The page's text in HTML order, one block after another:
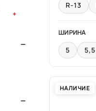
R-13
ШИРИНА
5 5,5
НАЛИЧИЕ
+